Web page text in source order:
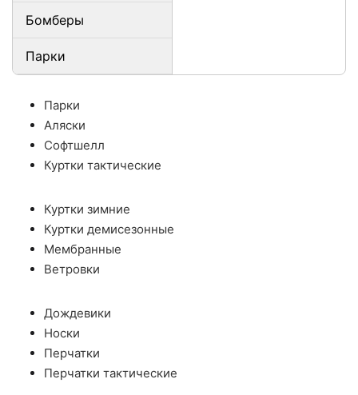
Бомберы
Парки
Парки
Аляски
Софтшелл
Куртки тактические
Куртки зимние
Куртки демисезонные
Мембранные
Ветровки
Дождевики
Носки
Перчатки
Перчатки тактические